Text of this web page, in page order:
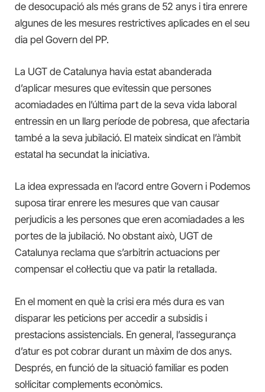
de desocupació als més grans de 52 anys i tira enrere
algunes de les mesures restrictives aplicades en el seu
dia pel Govern del PP.
La UGT de Catalunya havia estat abanderada
d’aplicar mesures que evitessin que persones
acomiadades en l’última part de la seva vida laboral
entressin en un llarg període de pobresa, que afectaria
també a la seva jubilació. El mateix sindicat en l’àmbit
estatal ha secundat la iniciativa.
La idea expressada en l’acord entre Govern i Podemos
suposa tirar enrere les mesures que van causar
perjudicis a les persones que eren acomiadades a les
portes de la jubilació. No obstant això, UGT de
Catalunya reclama que s’arbitrin actuacions per
compensar el col·lectiu que va patir la retallada.
En el moment en què la crisi era més dura es van
disparar les peticions per accedir a subsidis i
prestacions assistencials. En general, l’assegurança
d’atur es pot cobrar durant un màxim de dos anys.
Després, en funció de la situació familiar es poden
sol·licitar complements econòmics.